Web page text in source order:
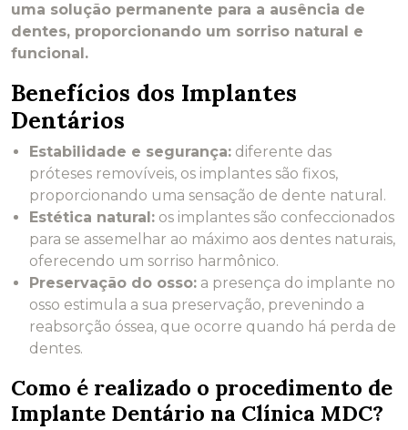
uma solução permanente para a ausência de
dentes, proporcionando um sorriso natural e
funcional.
Benefícios dos Implantes
Dentários
Estabilidade e segurança: diferente das
próteses removíveis, os implantes são fixos,
proporcionando uma sensação de dente natural.
Estética natural: os implantes são confeccionados
para se assemelhar ao máximo aos dentes naturais,
oferecendo um sorriso harmônico.
Preservação do osso: a presença do implante no
osso estimula a sua preservação, prevenindo a
reabsorção óssea, que ocorre quando há perda de
dentes.
Como é realizado o procedimento de
Implante Dentário na Clínica MDC?